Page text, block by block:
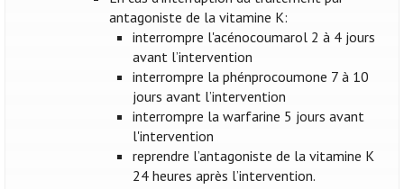
antagoniste de la vitamine K:
interrompre l'acénocoumarol 2 à 4 jours
avant l’intervention
interrompre la phénprocoumone 7 à 10
jours avant l’intervention
interrompre la warfarine 5 jours avant
l'intervention
reprendre l’antagoniste de la vitamine K
24 heures après l’intervention.